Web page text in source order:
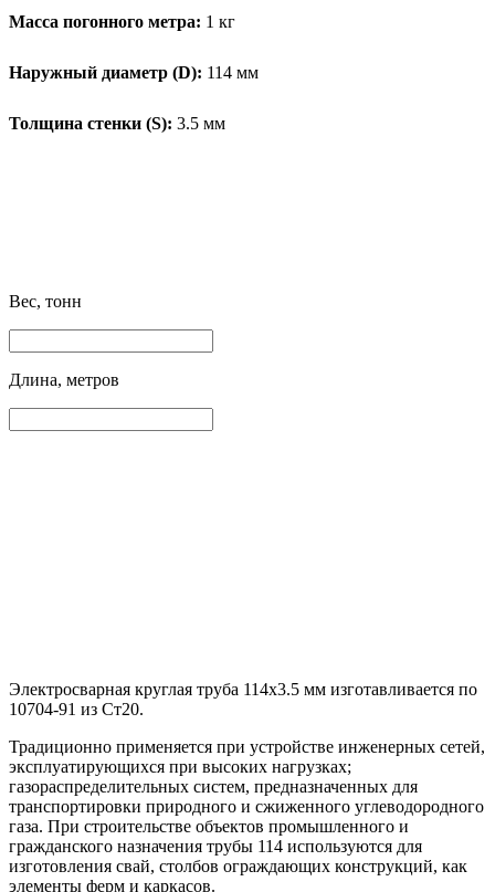
Масса погонного метра: 1 кг
Наружный диаметр (D): 114 мм
Толщина стенки (S): 3.5 мм
Вес, тонн
Длина, метров
Электросварная круглая труба 114х3.5 мм изготавливается по
10704-91 из Ст20.
Традиционно применяется при устройстве инженерных сетей,
эксплуатирующихся при высоких нагрузках;
газораспределительных систем, предназначенных для
транспортировки природного и сжиженного углеводородного
газа. При строительстве объектов промышленного и
гражданского назначения трубы 114 используются для
изготовления свай, столбов ограждающих конструкций, как
элементы ферм и каркасов.